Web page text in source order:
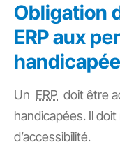
Obligation
ERP aux
Un ERP doit être
handicapées. Il
d’accessibilité.